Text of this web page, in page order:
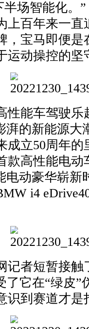
场智能化。”
上百年来一
，宝马即便
运动操控的坚
能车驾驶
湃的新能源大
成立50周年
款高性能电
电动豪华崭新
i4
者短暂接触
了它在“绿皮
识到赛道才是